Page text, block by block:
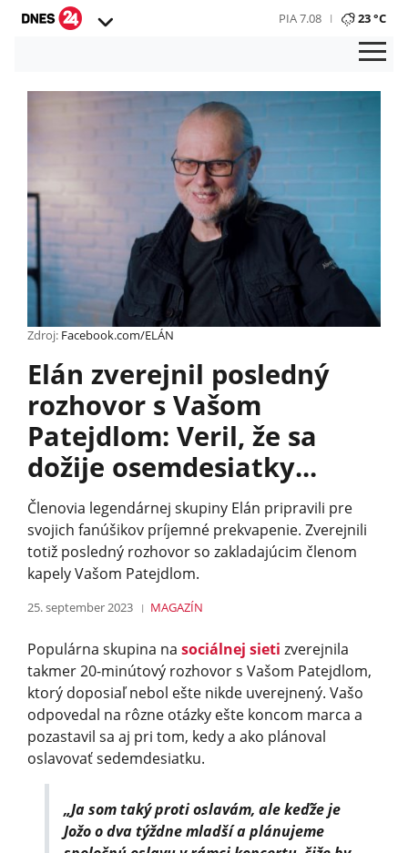
PIA 7.08 23 °C
Zdroj: Facebook.com/ELÁN
Elán zverejnil posledný
rozhovor s Vašom
Patejdlom: Veril, že sa
dožije osemdesiatky...
Členovia legendárnej skupiny Elán pripravili pre
svojich fanúšikov príjemné prekvapenie. Zverejnili
totiž posledný rozhovor so zakladajúcim členom
kapely Vašom Patejdlom.
25. september 2023 MAGAZÍN
Populárna skupina na sociálnej sieti zverejnila
takmer 20-minútový rozhovor s Vašom Patejdlom,
ktorý doposiaľ nebol ešte nikde uverejnený. Vašo
odpovedal na rôzne otázky ešte koncom marca a
pozastavil sa aj pri tom, kedy a ako plánoval
oslavovať sedemdesiatku.
„Ja som taký proti oslavám, ale keďže je
Jožo o dva týždne mladší a plánujeme